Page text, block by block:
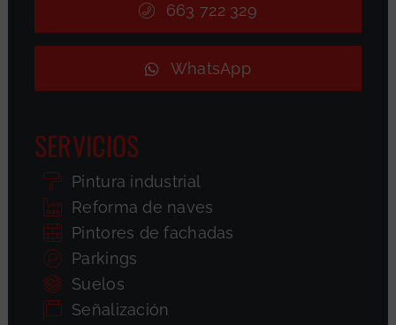
663 722 329
WhatsApp
SERVICIOS
Pintura industrial
Reforma de naves
Pintores de fachadas
Parkings
Suelos
Señalización